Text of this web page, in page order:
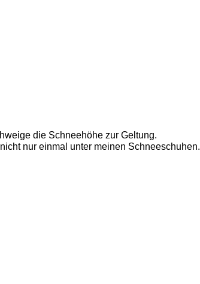
die Schneehöhe zur Geltung.
nur einmal unter meinen Schneeschuhen.